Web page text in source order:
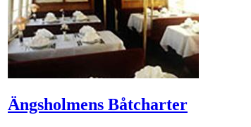
Ängsholmens Båtcharter